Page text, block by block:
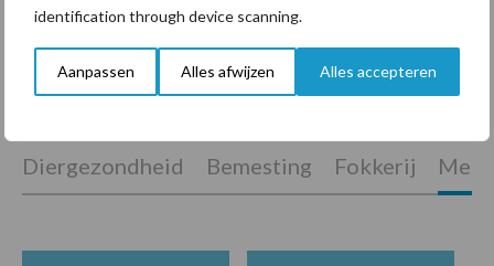
identification through device scanning.
Aanpassen Alles afwijzen Alles accepteren
Themapagina's
Diergezondheid Bemesting Fokkerij